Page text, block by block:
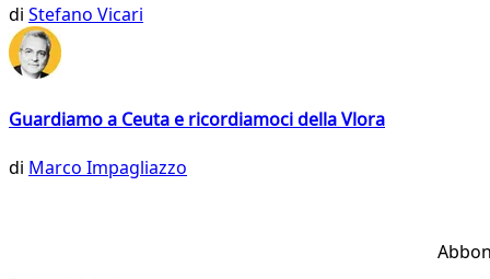
di Stefano Vicari
Guardiamo a Ceuta e ricordiamoci della Vlora
di Marco Impagliazzo